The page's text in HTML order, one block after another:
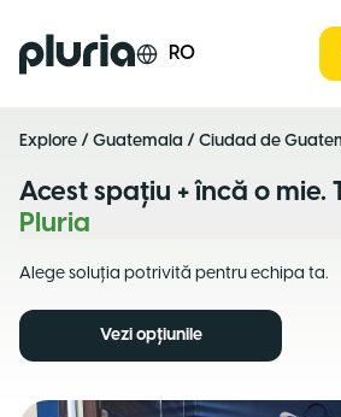
Logo Pluria RO
Explore / Guatemala / Ciudad de
Acest spațiu + încă o mie.
Pluria
Alege soluția potrivită pentru echipa ta.
Vezi opțiunile